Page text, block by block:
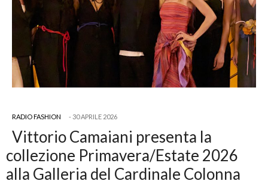
RADIO FASHION 30 APRILE 2026
Vittorio Camaiani presenta la
collezione Primavera/Estate 2026
alla Galleria del Cardinale Colonna